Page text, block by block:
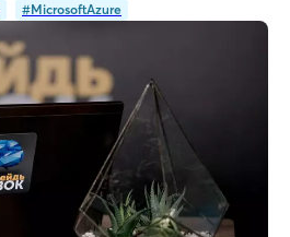
#MicrosoftAzure